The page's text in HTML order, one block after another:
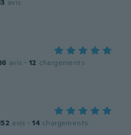
avis
avis · 12 chargements
avis · 14 chargements